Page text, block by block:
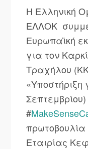
Η Ελληνική
ΕΛΛΟΚ
Ευρωπαϊκή
για τον
Τραχήλου
«Υποστήριξη
#
Εταιρίας